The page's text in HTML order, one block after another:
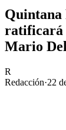
Quintana
ratificará
Mario
R
Redacción·22